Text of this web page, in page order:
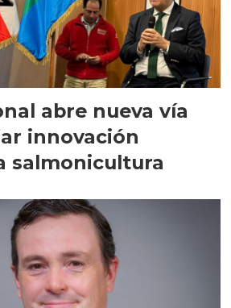
abre nueva vía
innovación
salmonicultura